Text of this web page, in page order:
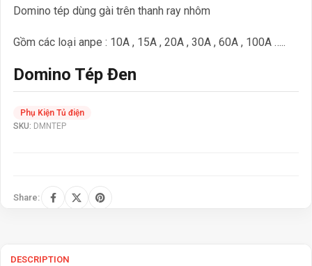
Domino Tép Đen
Domino tép dùng gài trên thanh ray nhôm
Gồm các loại anpe : 10A , 15A , 20A , 30A , 60A , 100A …..
SKU: DMNTEP
Phụ Kiện Tủ điện
Share:
DESCRIPTION